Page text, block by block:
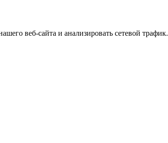
веб-сайта и анализировать сетевой трафик.